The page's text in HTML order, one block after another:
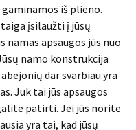
iš plieno.
įsilaužti į jūsų
namas apsaugos jūs nuo
namo konstrukcija
dar svarbiau yra
Juk tai jūs apsaugos
patirti. Jei jūs norite
yra tai, kad jūsų